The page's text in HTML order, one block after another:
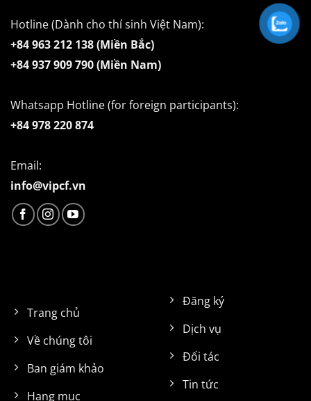
Hotline (Dành cho thí sinh Việt Nam):
+84 963 212 138 (Miền Bắc)
+84 937 909 790 (Miền Nam)
Whatsapp Hotline (for foreign participants):
+84 978 220 874
Email:
info@vipcf.vn
Trang chủ
Về chúng tôi
Ban giám khảo
Hạng mục
Đăng ký
Dịch vụ
Đối tác
Tin tức